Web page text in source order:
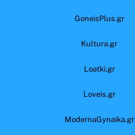
GoneisPlus.gr
Kultura.gr
Loatki.gr
Loveis.gr
ModernaGynaika.gr